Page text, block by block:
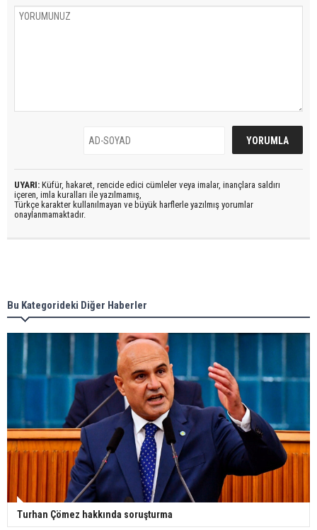
UYARI: Küfür, hakaret, rencide edici cümleler veya imalar, inançlara saldırı
içeren, imla kuralları ile yazılmamış,
Türkçe karakter kullanılmayan ve büyük harflerle yazılmış yorumlar
onaylanmamaktadır.
Bu Kategorideki Diğer Haberler
Turhan Çömez hakkında soruşturma